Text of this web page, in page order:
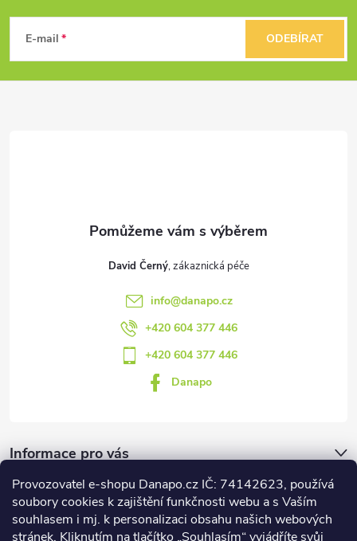
Provozovatel e-shopu Danapo.cz IČ: 74142623, používá
soubory cookies k zajištění funkčnosti webu a s Vaším
souhlasem i mj. k personalizaci obsahu našich webových
stránek. Kliknutím na tlačítko „Souhlasím“ vyjádříte svůj
p
E-mail ODEBÍRAT
David Černý
info@danapo.cz
+420 604 377 446
+420 604 377 446
Danapo
Informace pro vás
Dotazník